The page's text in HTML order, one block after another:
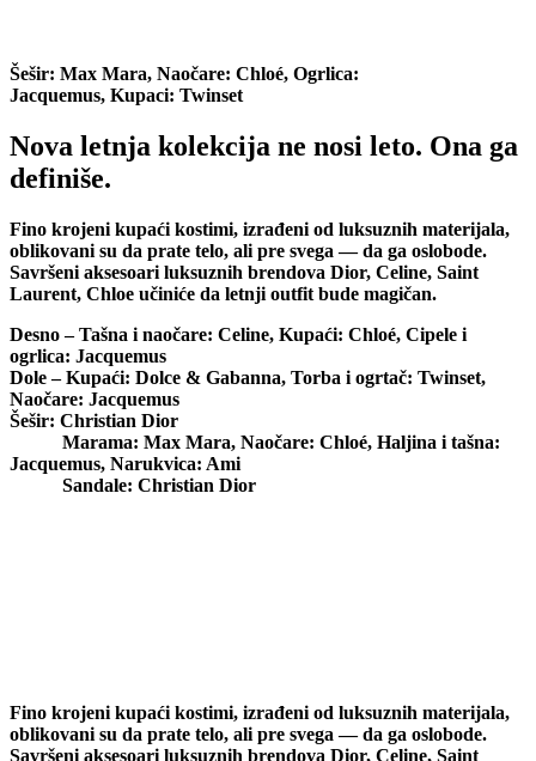
Šešir: Max Mara, Naočare: Chloé, Ogrlica:
Jacquemus, Kupaci: Twinset
Nova letnja kolekcija ne nosi leto. Ona ga
definiše.
Fino krojeni kupaći kostimi, izrađeni od luksuznih materijala,
oblikovani su da prate telo, ali pre svega — da ga oslobode.
Savršeni aksesoari luksuznih brendova Dior, Celine, Saint
Laurent, Chloe učiniće da letnji outfit bude magičan.
Desno – Tašna i naočare: Celine, Kupaći: Chloé, Cipele i
ogrlica: Jacquemus
Dole – Kupaći: Dolce & Gabanna, Torba i ogrtač: Twinset,
Naočare: Jacquemus
Šešir: Christian Dior
Marama: Max Mara, Naočare: Chloé, Haljina i tašna:
Jacquemus, Narukvica: Ami
Sandale: Christian Dior
Fino krojeni kupaći kostimi, izrađeni od luksuznih materijala,
oblikovani su da prate telo, ali pre svega — da ga oslobode.
Savršeni aksesoari luksuznih brendova Dior, Celine, Saint